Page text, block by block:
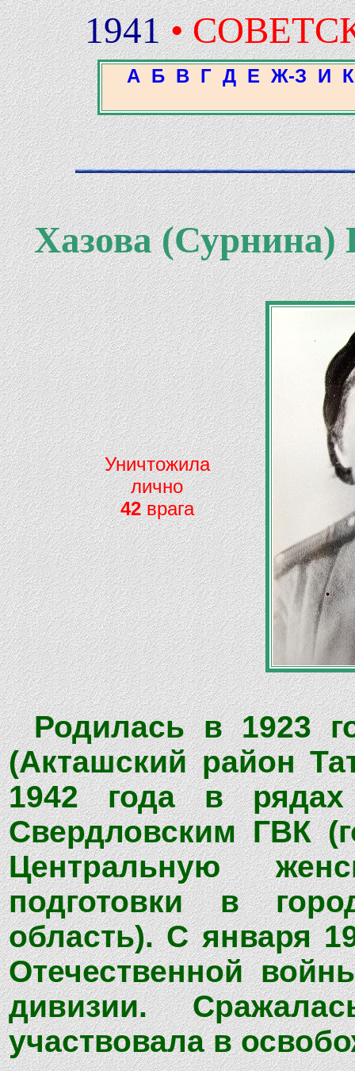
1941 •
А Б В Г Д Е Ж-З И К
Хазова (Сурнина)
Уничтожила
лично
42врага
Родилась в 1923
(Акташский район
1942 года в
Свердловским ГВК
Центральную
подготовки в
область). С января
Отечественной
дивизии.
участвовала в